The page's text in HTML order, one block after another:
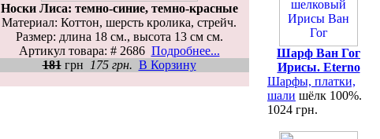
Носки Лиса: темно-синие, темно-красные
Материал: Коттон, шерсть кролика, стрейч.
Размер: длина 18 см., высота 13 см см.
Артикул товара: # 2686 Подробнее...
181грн 175 грн. В Корзину
Шарф Ван Гог
Ирисы. Eterno
Шарфы, платки,
шали шёлк 100%.
1024 грн.